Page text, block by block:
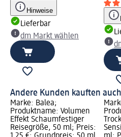
Hinweise
Lieferbar
dm Markt wählen
Andere Kunden kauften auch
Marke: Balea;
Produktname: Volumen
Effekt Schaumfestiger
Reisegröße, 50 ml; Preis: